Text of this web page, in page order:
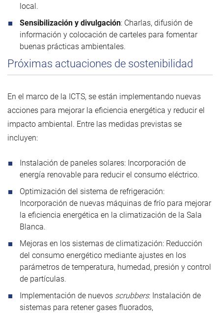
local.
Sensibilización y divulgación: Charlas, difusión de
información y colocación de carteles para fomentar
buenas prácticas ambientales.
Próximas actuaciones de sostenibilidad
En el marco de la ICTS, se están implementando nuevas
acciones para mejorar la eficiencia energética y reducir el
impacto ambiental. Entre las medidas previstas se
incluyen:
Instalación de paneles solares: Incorporación de
energía renovable para reducir el consumo eléctrico.
Optimización del sistema de refrigeración:
Incorporación de nuevas máquinas de frío para mejorar
la eficiencia energética en la climatización de la Sala
Blanca.
Mejoras en los sistemas de climatización: Reducción
del consumo energético mediante ajustes en los
parámetros de temperatura, humedad, presión y control
de partículas.
Implementación de nuevos scrubbers: Instalación de
sistemas para retener gases fluorados,